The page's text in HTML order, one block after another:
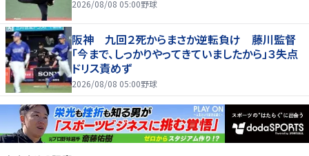
2026/08/08 05:00野球
阪神 九回２死からまさか逆転負け 藤川監督
「今まで、しっかりやってきていましたから」３失点
ドリス責めず
2026/08/08 05:00野球